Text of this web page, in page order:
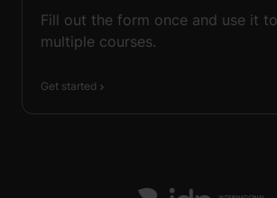
Fill out the form once and use it
multiple courses.
Get started